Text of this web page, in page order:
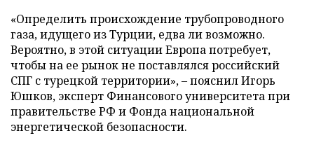
«Определить происхождение трубопроводного
газа, идущего из Турции, едва ли возможно.
Вероятно, в этой ситуации Европа потребует,
чтобы на ее рынок не поставлялся российский
СПГ с турецкой территории», – пояснил Игорь
Юшков, эксперт Финансового университета при
правительстве РФ и Фонда национальной
энергетической безопасности.